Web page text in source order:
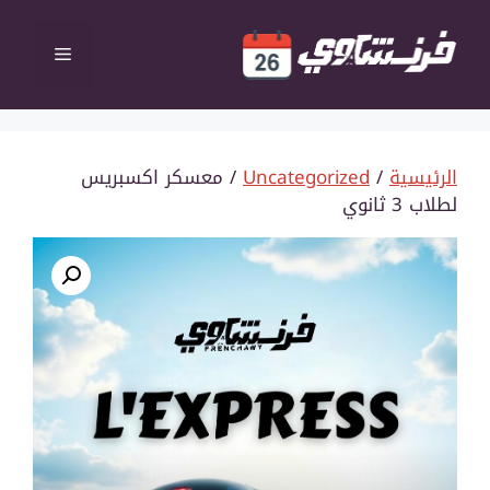
المحتوى القائمة
الرئيسية/
Uncategorized/ معسكر اكسبريس
لطلاب 3 ثانوي